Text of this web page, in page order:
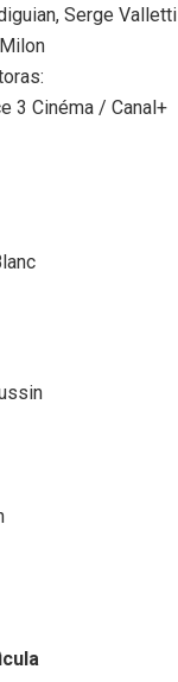
Serge Valletti
3 Cinéma / Canal+